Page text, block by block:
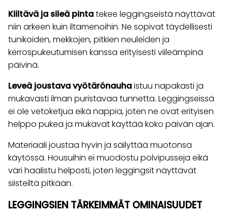
Kiiltävä ja sileä pintatekee leggingseistä näyttävät
niin arkeen kuin iltamenoihin. Ne sopivat täydellisesti
tunikoiden, mekkojen, pitkien neuleiden ja
kerrospukeutumisen kanssa erityisesti viileämpinä
päivinä.
Leveä joustava vyötärönauhaistuu napakasti ja
mukavasti ilman puristavaa tunnetta. Leggingseissä
ei ole vetoketjua eikä nappia, joten ne ovat erityisen
helppo pukea ja mukavat käyttää koko päivän ajan.
Materiaali joustaa hyvin ja säilyttää muotonsa
käytössä. Housuihin ei muodostu polvipusseja eikä
väri haalistu helposti, joten leggingsit näyttävät
siisteiltä pitkään.
LEGGINGSIEN TÄRKEIMMÄT OMINAISUUDET